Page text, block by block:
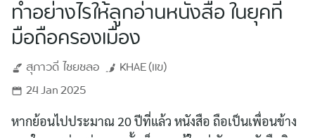
ทำอย่างไรให้ลูกอ่านหนังสือ ในยุคที่
มือถือครองเมือง
สุภาวดีไชยชลอ
KHAE (แข)
24 Jan 2025
หากย้อนไปประมาณ 20 ปีที่แล้ว หนังสือ ถือเป็นเพื่อนข้าง